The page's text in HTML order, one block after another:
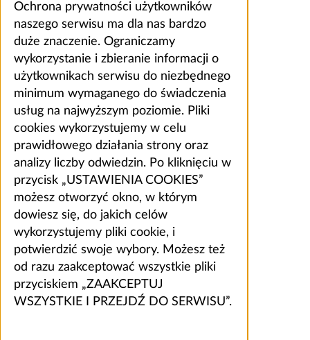
Ochrona prywatności użytkowników
naszego serwisu ma dla nas bardzo
duże znaczenie. Ograniczamy
wykorzystanie i zbieranie informacji o
użytkownikach serwisu do niezbędnego
minimum wymaganego do świadczenia
usług na najwyższym poziomie. Pliki
cookies wykorzystujemy w celu
prawidłowego działania strony oraz
analizy liczby odwiedzin. Po kliknięciu w
przycisk „USTAWIENIA COOKIES”
możesz otworzyć okno, w którym
dowiesz się, do jakich celów
wykorzystujemy pliki cookie, i
potwierdzić swoje wybory. Możesz też
od razu zaakceptować wszystkie pliki
przyciskiem „ZAAKCEPTUJ
WSZYSTKIE I PRZEJDŹ DO SERWISU”.